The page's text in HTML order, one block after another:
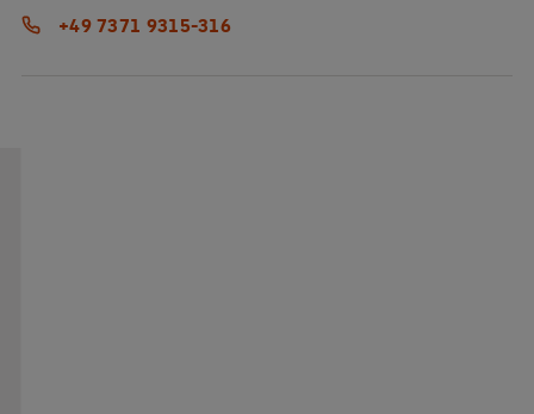
+49 7371 9315-316